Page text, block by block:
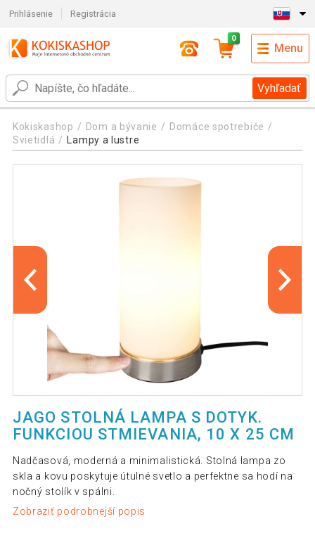
Prihlásenie Registrácia
Vyhľadať
0
Menu
Kokiskashop Dom a bývanie
Domáce spotrebiče
Svietidlá
Lampy a lustre
JAGO STOLNÁ LAMPA S DOTYK.
FUNKCIOU STMIEVANIA, 10 X 25 CM
Nadčasová, moderná a minimalistická. Stolná lampa zo
skla a kovu poskytuje útulné svetlo a perfektne sa hodí na
nočný stolík v spálni.
Zobraziť podrobnejší popis